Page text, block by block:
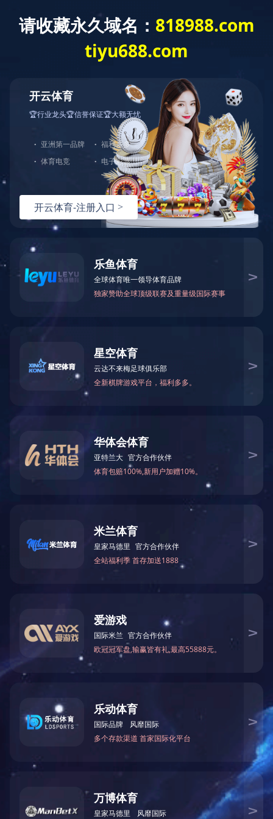
公司概况 党建工作 经营发展
党建工作 新闻中心
地址：济宁市太白湖新区奥体路15号 电话：0537-2377012
邮箱：jngtkg@163.com 邮编：272067
网站信息安全投诉举报电话：0537-2370108